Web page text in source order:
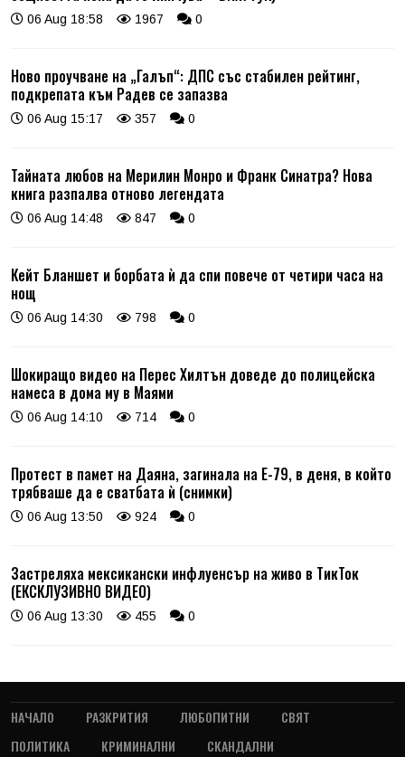
06 Aug 18:58 1967 0
Ново проучване на „Галъп“: ДПС със стабилен рейтинг,
подкрепата към Радев се запазва
06 Aug 15:17 357 0
Тайната любов на Мерилин Монро и Франк Синатра? Нова
книга разпалва отново легендата
06 Aug 14:48 847 0
Кейт Бланшет и борбата ѝ да спи повече от четири часа на
нощ
06 Aug 14:30 798 0
Шокиращо видео на Перес Хилтън доведе до полицейска
намеса в дома му в Маями
06 Aug 14:10 714 0
Протест в памет на Даяна, загинала на Е-79, в деня, в който
трябваше да е сватбата ѝ (снимки)
06 Aug 13:50 924 0
Застреляха мексикански инфлуенсър на живо в ТикТок
(ЕКСКЛУЗИВНО ВИДЕО)
06 Aug 13:30 455 0
НАЧАЛО РАЗКРИТИЯ ЛЮБОПИТНИ
СВЯТ
ПОЛИТИКА
КРИМИНАЛНИ
СКАНДАЛНИ